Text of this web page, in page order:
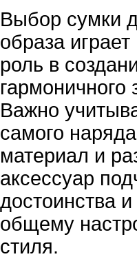
Выбор сумки
образа
роль в
Важно
самого
материал и
аксессуар
достоинства
общему
стиля.